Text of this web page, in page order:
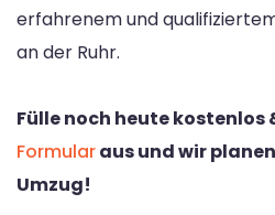
erfahrenem und
an der Ruhr.
Fülle noch heute kostenlos
Formularaus und wir
Umzug!